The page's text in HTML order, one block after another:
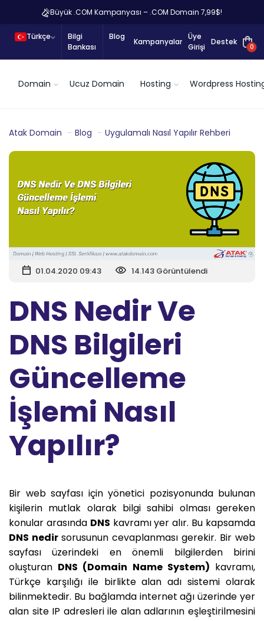
Büyük .COM Kampanyası – .COM Domain 7,99$!
Türkçe
Bilgi
Bankası
Blog
Kampanyalar
Üye
Girişi
Destek
0
Domain Ucuz Domain Hosting Wordpress
Atak Domain Blog Uygulamalı Nasıl Yapılır Rehberi
01.04.2020 09:43 14.143 Görüntülendi
DNS Nedir Ve
DNS Bilgileri
Güncelleme
İşlemi Nasıl
Yapılır?
Bir web sayfası için yönetici pozisyonunda bulunan
kişilerin mutlak olarak bilgi sahibi olması gereken
konular arasında DNS kavramı yer alır. Bu kapsamda
DNS nedir sorusunun cevaplanması gerekir. Bir web
sayfası üzerindeki en önemli bilgilerden birini
oluşturan DNS (Domain Name System) kavramı,
Türkçe karşılığı ile birlikte alan adı sistemi olarak
bilinmektedir. Bu bağlamda internet ağı üzerinde yer
alan site IP adresleri ile alan adlarının eşleştirilmesini